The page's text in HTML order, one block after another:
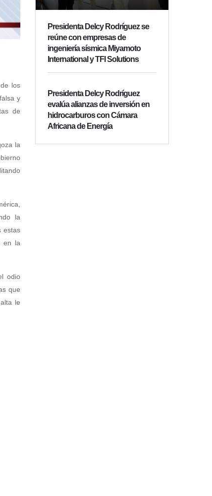
los
y
de
la
la
estas
en la
odio
que
le
Presidenta Delcy Rodríguez se
reúne con empresas de
ingeniería sísmica Miyamoto
International y TFI Solutions
Presidenta Delcy Rodríguez
evalúa alianzas de inversión en
hidrocarburos con Cámara
Africana de Energía